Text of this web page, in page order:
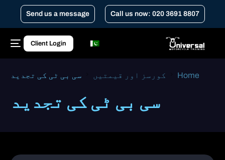
Call us now: 020 3691 8807
Send us a message
Client Login
Home کورسز اور قیمتیں سی بی ٹی کی تجدید
سی بی ٹی کی تجدید